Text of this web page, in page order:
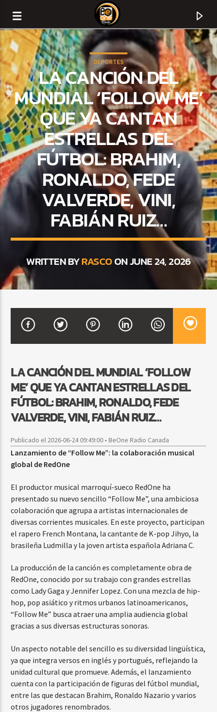
CURRENT TRACK
TITLE
ARTIST
CURRENT SHOW
DEPORTES
LA CANCIÓN DEL
MUNDIAL ‘FOLLOW ME’
QUE YA CANTAN
ESTRELLAS DEL
FÚTBOL: BRAHIM,
RONALDO, FEDE
VALVERDE, VINI,
FABIÁN RUIZ…
WRITTEN BYRASCOON JUNE 24, 2026
LA CANCIÓN DEL MUNDIAL ‘FOLLOW
ME’ QUE YA CANTAN ESTRELLAS DEL
FÚTBOL: BRAHIM, RONALDO, FEDE
VALVERDE, VINI, FABIÁN RUIZ…
Publicado el 2026-06-24 09:49:00 • BeOne Radio Canada
Lanzamiento de “Follow Me”: la colaboración musical
global de RedOne
El productor musical marroquí-sueco RedOne ha
presentado su nuevo sencillo “Follow Me”, una ambiciosa
colaboración que agrupa a artistas internacionales de
diversas corrientes musicales. En este proyecto, participan
el rapero French Montana, la cantante de K-pop Jihyo, la
brasileña Ludmilla y la joven artista española Adriana C.
La producción de la canción es completamente obra de
RedOne, conocido por su trabajo con grandes estrellas
como Lady Gaga y Jennifer Lopez. Con una mezcla de hip-
hop, pop asiático y ritmos urbanos latinoamericanos,
“Follow Me” busca atraer una amplia audiencia global
gracias a sus diversas estructuras sonoras.
Un aspecto notable del sencillo es su diversidad lingüística,
ya que integra versos en inglés y portugués, reflejando la
unidad cultural que promueve. Además, el lanzamiento
cuenta con la participación de figuras del fútbol mundial,
entre las que destacan Brahim, Ronaldo Nazario y varios
otros jugadores renombrados.